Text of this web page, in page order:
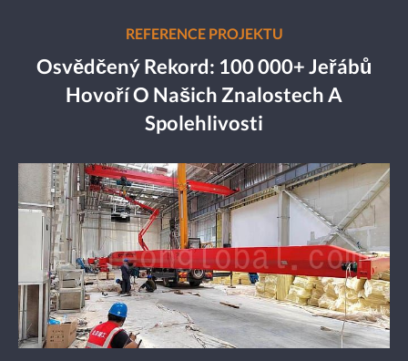
REFERENCE PROJEKTU
Osvědčený Rekord: 100 000+ Jeřábů
Hovoří O Našich Znalostech A
Spolehlivosti